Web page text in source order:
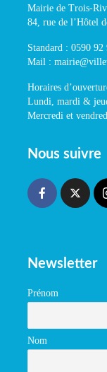
Mairie de Trois-
84, rue de l’Hôtel
Standard : 0590 92
Mail :
Horaires
Lundi, mardi &
Mercredi et
Nous suivre
Newsletter
Prénom
Nom